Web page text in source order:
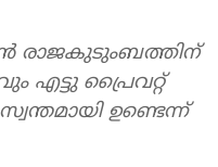
രാജകുടുംബത്തിന്
എട്ടു പ്രൈവറ്റ്
ഉണ്ടെന്ന്